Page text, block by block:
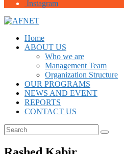
Instagram
Home
ABOUT US
Who we are
Management Team
Organization Structure
OUR PROGRAMS
NEWS AND EVENT
REPORTS
CONTACT US